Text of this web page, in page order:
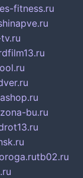
fitness.ru
bu.ru
tb02.ru